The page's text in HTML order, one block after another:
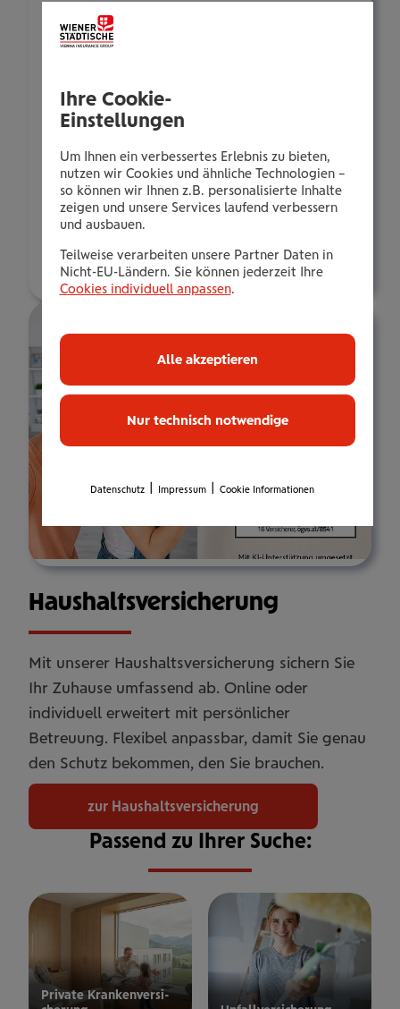
1030 Wien
Tel.:
+435035022409
+436646013922409
E-Mail:
t.freudenberger@wienerstaedtische.at
Über mich
Haus­halts­ver­si­che­rung
Mit unserer Haushaltsversicherung sichern Sie
Ihr Zuhause umfassend ab. Online oder
individuell erweitert mit persönlicher
Betreuung. Flexibel anpassbar, damit Sie genau
den Schutz bekommen, den Sie brauchen.
zur Haushaltsversicherung
Passend zu Ihrer Suche:
Private Kran­ken­­­ver­si­
Ihre Cookie-
Einstellungen
Um Ihnen ein verbessertes Erlebnis zu bieten,
nutzen wir Cookies und ähnliche Technologien –
so können wir Ihnen z.B. personalisierte Inhalte
zeigen und unsere Services laufend verbessern
und ausbauen.
Teilweise verarbeiten unsere Partner Daten in
Nicht-EU-Ländern. Sie können jederzeit Ihre
Cookies individuell anpassen.
Nur technisch notwendige
Alle akzeptieren
Datenschutz Impressum Cookie Informationen